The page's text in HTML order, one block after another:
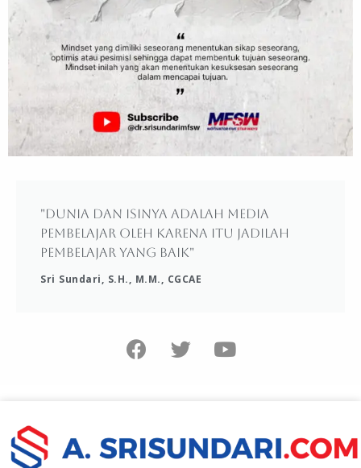
"Dunia dan isinya adalah media
pembelajar oleh karena itu jadilah
pembelajar yang baik"
Sri Sundari, S.H., M.M., CGCAE